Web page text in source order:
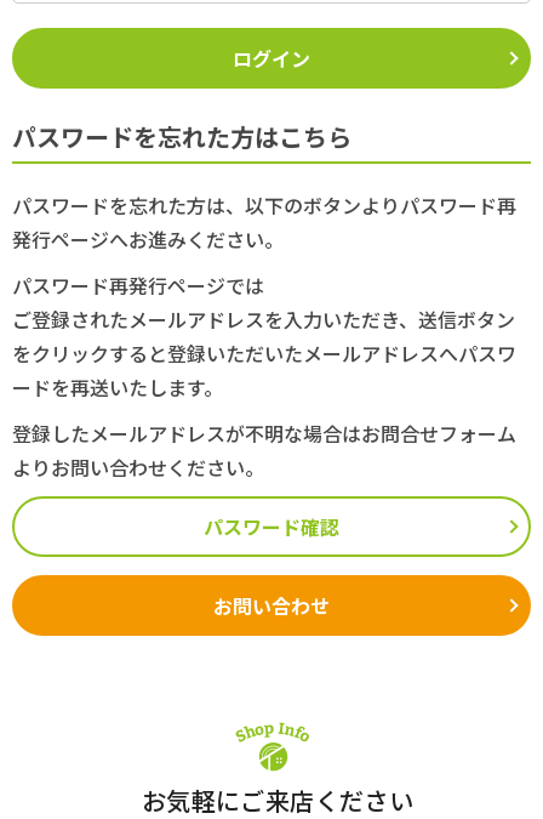
ログイン
パスワードを忘れた方はこちら
パスワードを忘れた方は、以下のボタンよりパスワード再
発行ページへお進みください。
パスワード再発行ページでは
ご登録されたメールアドレスを入力いただき、送信ボタン
をクリックすると登録いただいたメールアドレスへパスワ
ードを再送いたします。
登録したメールアドレスが不明な場合はお問合せフォーム
よりお問い合わせください。
パスワード確認
お問い合わせ
お気軽にご来店ください